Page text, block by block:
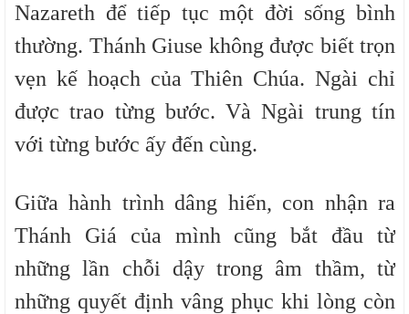
Nazareth để tiếp tục một đời sống bình
thường. Thánh Giuse không được biết trọn
vẹn kế hoạch của Thiên Chúa. Ngài chỉ
được trao từng bước. Và Ngài trung tín
với từng bước ấy đến cùng.
Giữa hành trình dâng hiến, con nhận ra
Thánh Giá của mình cũng bắt đầu từ
những lần chỗi dậy trong âm thầm, từ
những quyết định vâng phục khi lòng còn